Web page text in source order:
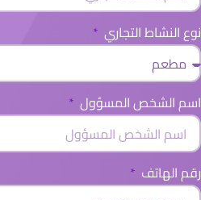
نوع النشاط التجاري
اسم الشخص المسؤول
رقم الهاتف